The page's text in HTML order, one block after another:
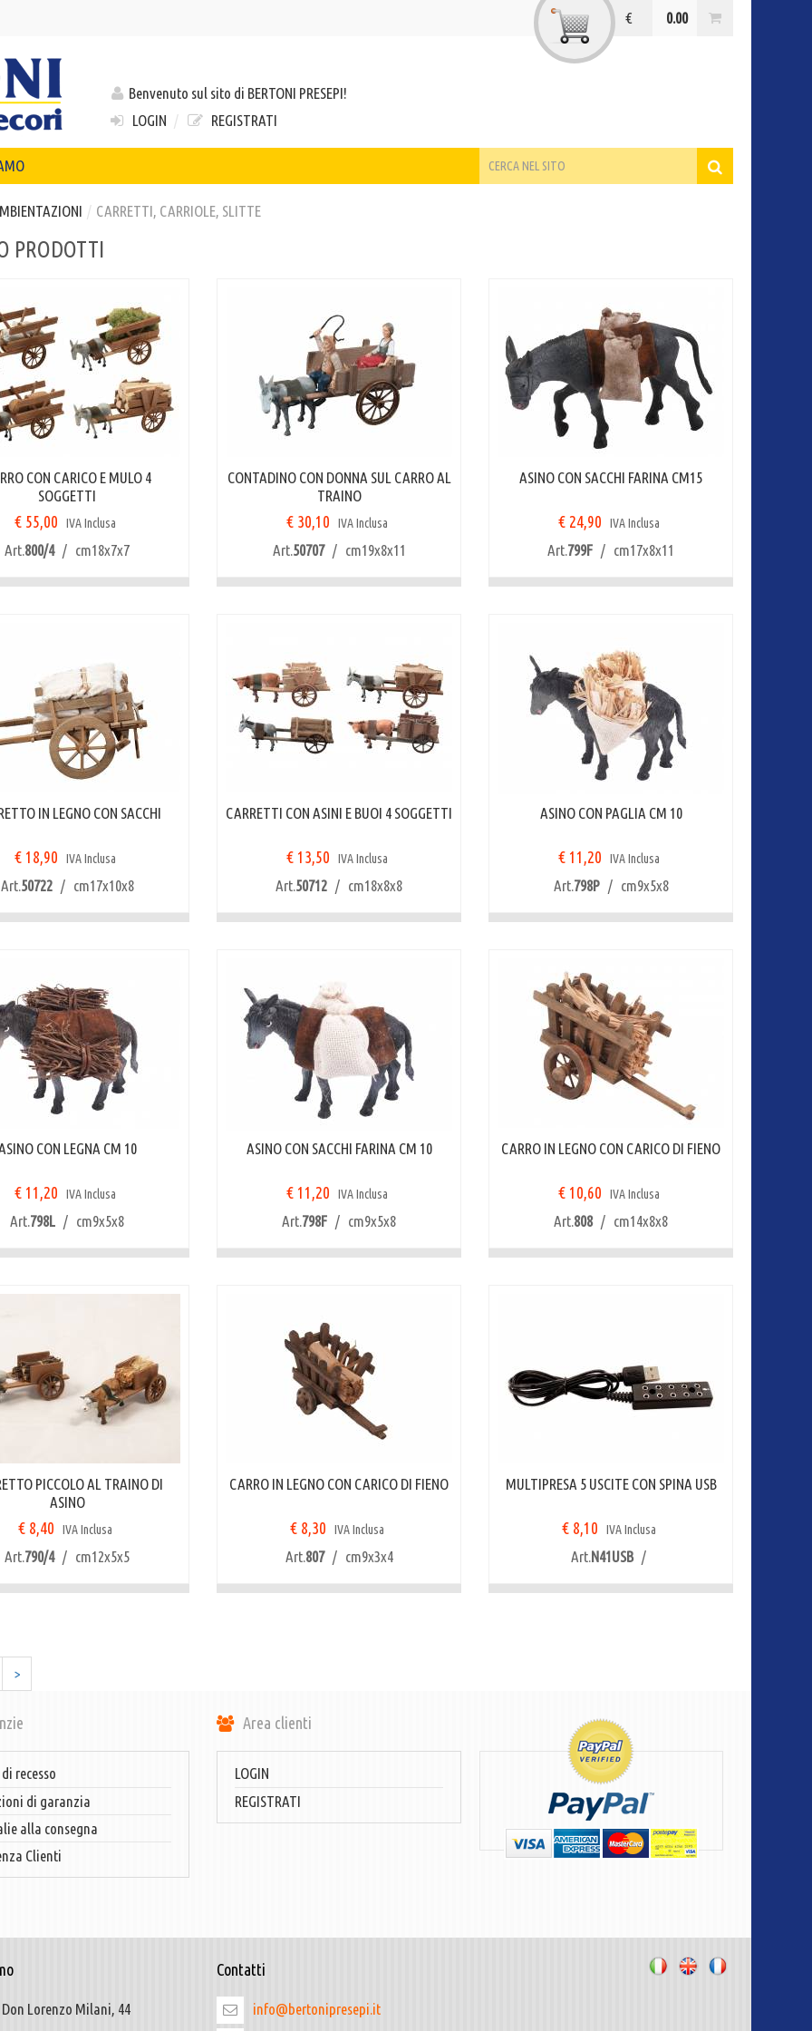
0.00
€
Benvenuto sul sito di BERTONI PRESEPI!
LOGIN / REGISTRATI
/ CARRETTI, CARRIOLE, SLITTE
PRODOTTI
CON CARICO E MULO 4
SOGGETTI
€ 55,00 IVA Inclusa
Art.800/4/ cm18x7x7
CONTADINO CON DONNA SUL CARRO AL
TRAINO
€ 30,10 IVA Inclusa
Art.50707/ cm19x8x11
ASINO CON SACCHI FARINA CM15
€ 24,90 IVA Inclusa
Art.799F / cm17x8x11
IN LEGNO CON SACCHI
€ 18,90 IVA Inclusa
Art.50722/ cm17x10x8
CARRETTI CON ASINI E BUOI 4 SOGGETTI
€ 13,50 IVA Inclusa
Art.50712 / cm18x8x8
ASINO CON PAGLIA CM 10
€ 11,20 IVA Inclusa
Art.798P/ cm9x5x8
CON LEGNA CM 10
€ 11,20 IVA Inclusa
Art.798L / cm9x5x8
ASINO CON SACCHI FARINA CM 10
€ 11,20 IVA Inclusa
Art.798F / cm9x5x8
CARRO IN LEGNO CON CARICO DI FIENO
€ 10,60 IVA Inclusa
Art.808/ cm14x8x8
PICCOLO AL TRAINO DI
ASINO
€ 8,40 IVA Inclusa
Art.790/4/ cm12x5x5
CARRO IN LEGNO CON CARICO DI FIENO
€ 8,30 IVA Inclusa
Art.807/ cm9x3x4
MULTIPRESA 5 USCITE CON SPINA USB
€ 8,10 IVA Inclusa
Art.N41USB/
>
recesso
di garanzia
alla consegna
Clienti
Area clienti
LOGIN
REGISTRATI
Lorenzo Milani, 44
Contatti
info@bertonipresepi.it